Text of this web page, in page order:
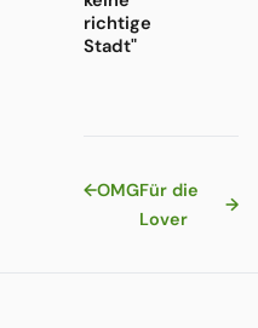
richtige
Stadt"
←OMGFür die
Lover
→